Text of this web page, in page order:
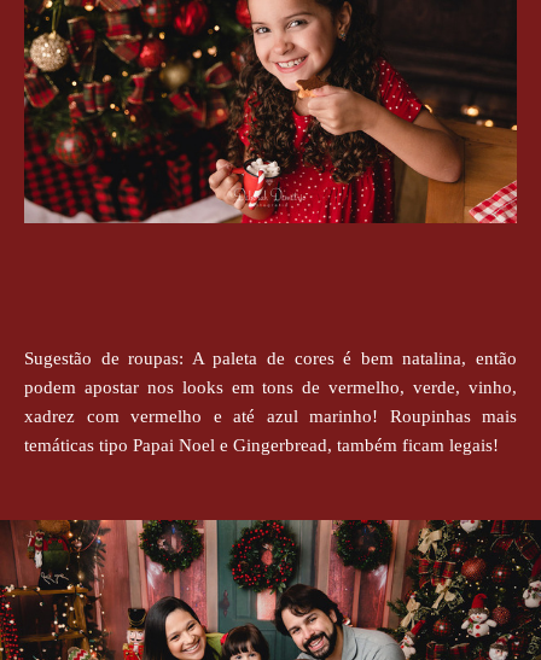
Sugestão de roupas: A paleta de cores é bem natalina, então
podem apostar nos looks em tons de vermelho, verde, vinho,
xadrez com vermelho e até azul marinho! Roupinhas mais
temáticas tipo Papai Noel e Gingerbread, também ficam legais!